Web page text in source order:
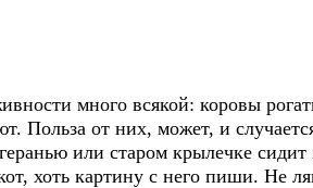
много всякой: коровы
Польза от них, может, и
или старом крылечке
хоть картину с него пиши. Не